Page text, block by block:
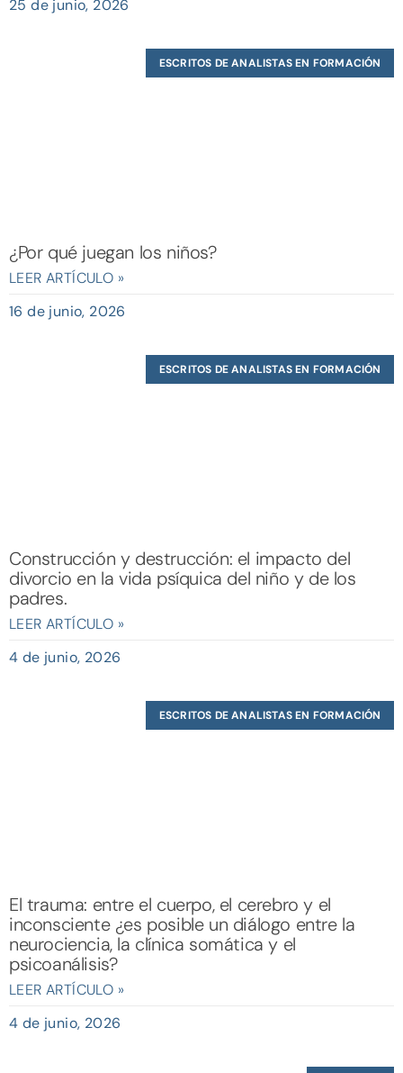
25 de junio, 2026
ESCRITOS DE ANALISTAS EN FORMACIÓN
¿Por qué juegan los niños?
LEER ARTÍCULO »
16 de junio, 2026
ESCRITOS DE ANALISTAS EN FORMACIÓN
Construcción y destrucción: el impacto del
divorcio en la vida psíquica del niño y de los
padres.
LEER ARTÍCULO »
4 de junio, 2026
ESCRITOS DE ANALISTAS EN FORMACIÓN
El trauma: entre el cuerpo, el cerebro y el
inconsciente ¿es posible un diálogo entre la
neurociencia, la clínica somática y el
psicoanálisis?
LEER ARTÍCULO »
4 de junio, 2026